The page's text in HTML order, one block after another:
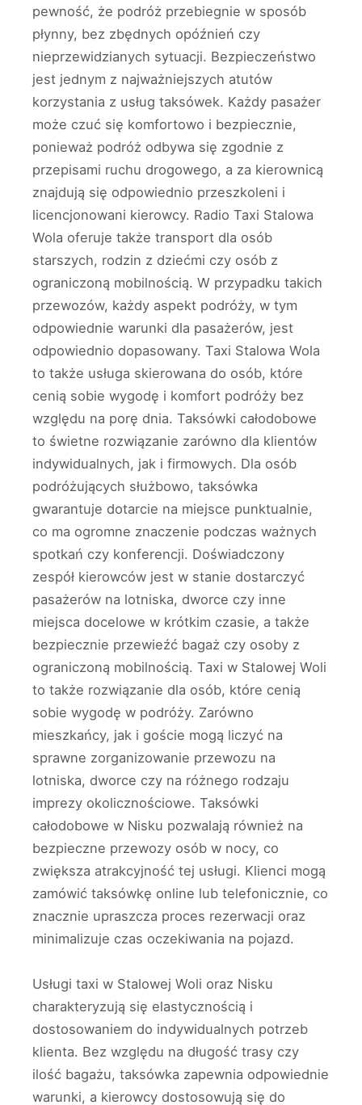
pewność, że podróż przebiegnie w sposób
płynny, bez zbędnych opóźnień czy
nieprzewidzianych sytuacji. Bezpieczeństwo
jest jednym z najważniejszych atutów
korzystania z usług taksówek. Każdy pasażer
może czuć się komfortowo i bezpiecznie,
ponieważ podróż odbywa się zgodnie z
przepisami ruchu drogowego, a za kierownicą
znajdują się odpowiednio przeszkoleni i
licencjonowani kierowcy. Radio Taxi Stalowa
Wola oferuje także transport dla osób
starszych, rodzin z dziećmi czy osób z
ograniczoną mobilnością. W przypadku takich
przewozów, każdy aspekt podróży, w tym
odpowiednie warunki dla pasażerów, jest
odpowiednio dopasowany. Taxi Stalowa Wola
to także usługa skierowana do osób, które
cenią sobie wygodę i komfort podróży bez
względu na porę dnia. Taksówki całodobowe
to świetne rozwiązanie zarówno dla klientów
indywidualnych, jak i firmowych. Dla osób
podróżujących służbowo, taksówka
gwarantuje dotarcie na miejsce punktualnie,
co ma ogromne znaczenie podczas ważnych
spotkań czy konferencji. Doświadczony
zespół kierowców jest w stanie dostarczyć
pasażerów na lotniska, dworce czy inne
miejsca docelowe w krótkim czasie, a także
bezpiecznie przewieźć bagaż czy osoby z
ograniczoną mobilnością. Taxi w Stalowej Woli
to także rozwiązanie dla osób, które cenią
sobie wygodę w podróży. Zarówno
mieszkańcy, jak i goście mogą liczyć na
sprawne zorganizowanie przewozu na
lotniska, dworce czy na różnego rodzaju
imprezy okolicznościowe. Taksówki
całodobowe w Nisku pozwalają również na
bezpieczne przewozy osób w nocy, co
zwiększa atrakcyjność tej usługi. Klienci mogą
zamówić taksówkę online lub telefonicznie, co
znacznie upraszcza proces rezerwacji oraz
minimalizuje czas oczekiwania na pojazd.
Usługi taxi w Stalowej Woli oraz Nisku
charakteryzują się elastycznością i
dostosowaniem do indywidualnych potrzeb
klienta. Bez względu na długość trasy czy
ilość bagażu, taksówka zapewnia odpowiednie
warunki, a kierowcy dostosowują się do